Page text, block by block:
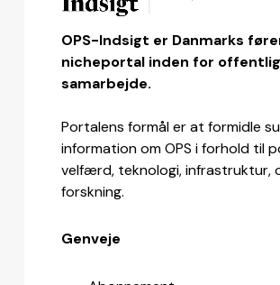
OPS-Indsigt er Danmarks
nicheportal inden for
samarbejde.
Portalens formål er at formidle
information om OPS i forhold til
velfærd, teknologi, infrastruktur,
forskning.
Genveje